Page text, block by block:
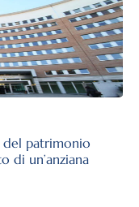
patrimonio
di un’anziana